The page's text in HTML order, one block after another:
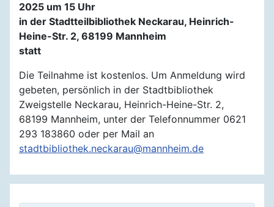
2025 um 15 Uhr
in der Stadtteilbibliothek Neckarau, Heinrich-
Heine-Str. 2, 68199 Mannheim
statt
Die Teilnahme ist kostenlos. Um Anmeldung wird
gebeten, persönlich in der Stadtbibliothek
Zweigstelle Neckarau, Heinrich-Heine-Str. 2,
68199 Mannheim, unter der Telefonnummer 0621
293 183860 oder per Mail an
stadtbibliothek.neckarau@mannheim.de